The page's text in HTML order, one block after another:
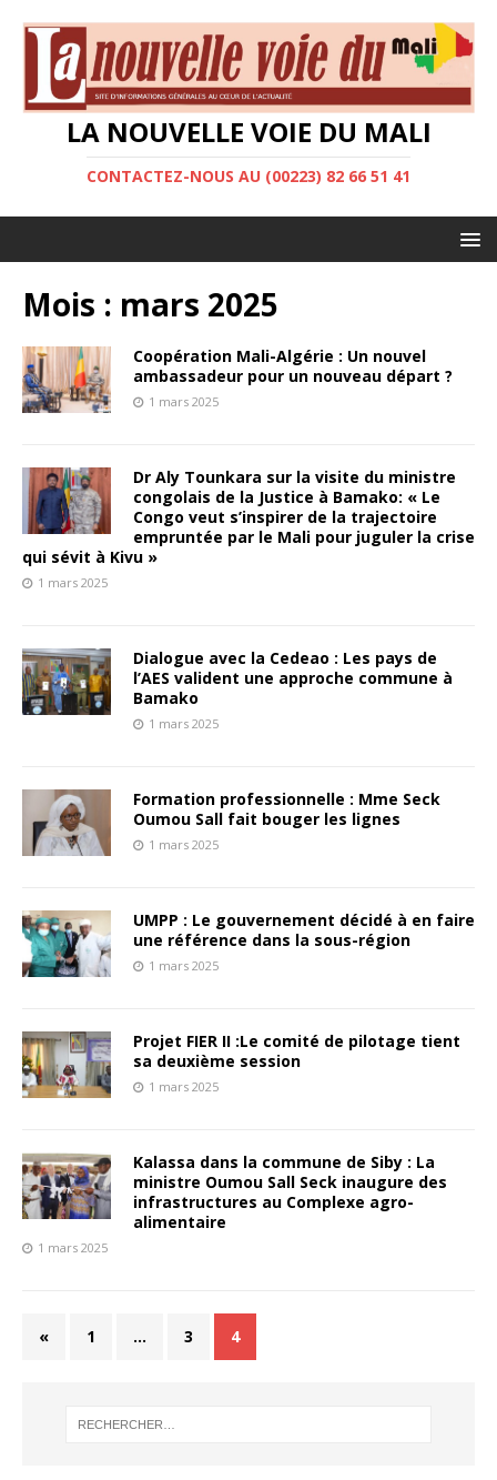
LA NOUVELLE VOIE DU MALI
CONTACTEZ-NOUS AU (00223) 82 66 51 41
Mois : mars 2025
Coopération Mali-Algérie : Un nouvel
ambassadeur pour un nouveau départ ?
1 mars 2025
Dr Aly Tounkara sur la visite du ministre
congolais de la Justice à Bamako: « Le
Congo veut s’inspirer de la trajectoire
empruntée par le Mali pour juguler la crise
qui sévit à Kivu »
1 mars 2025
Dialogue avec la Cedeao : Les pays de
l’AES valident une approche commune à
Bamako
1 mars 2025
Formation professionnelle : Mme Seck
Oumou Sall fait bouger les lignes
1 mars 2025
UMPP : Le gouvernement décidé à en faire
une référence dans la sous-région
1 mars 2025
Projet FIER II :Le comité de pilotage tient
sa deuxième session
1 mars 2025
Kalassa dans la commune de Siby : La
ministre Oumou Sall Seck inaugure des
infrastructures au Complexe agro-
alimentaire
1 mars 2025
« 1 … 3 4